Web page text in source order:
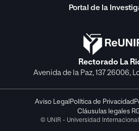
Portal de la
Rectorado La
Avenida de la Paz, 137 26006,
Aviso Legal Política de Privacidad
Cláusulas legales
© UNIR - Universidad